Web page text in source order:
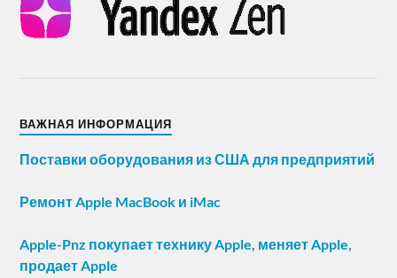
ВАЖНАЯ ИНФОРМАЦИЯ
Поставки оборудования из США для предприятий
Ремонт Apple MacBook и iMac
Apple-Pnz покупает технику Apple, меняет Apple,
продает Apple